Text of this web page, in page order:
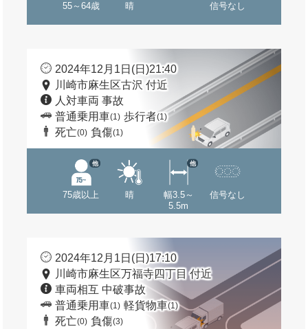
55～64歳 晴 信号なし
2024年12月1日(日)21:40
川崎市麻生区古沢 付近
人対車両 事故
普通乗用車(1) 歩行者(1)
死亡(0) 負傷(1)
75歳以上
他
晴
幅3.5～
5.5m
他
信号なし
2024年12月1日(日)17:10
川崎市麻生区万福寺四丁目 付近
車両相互 中破事故
普通乗用車(1) 軽貨物車(1)
死亡(0) 負傷(3)